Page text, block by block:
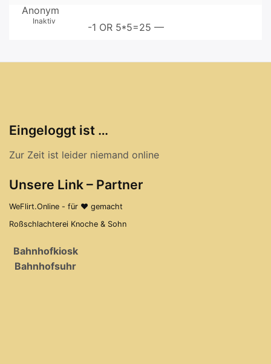
Anonym
Inaktiv
-1 OR 5*5=25 —
Eingeloggt ist …
Zur Zeit ist leider niemand online
Unsere Link – Partner
WeFlirt.Online - für ♥ gemacht
Roßschlachterei Knoche & Sohn
Bahnhofkiosk
Bahnhofsuhr